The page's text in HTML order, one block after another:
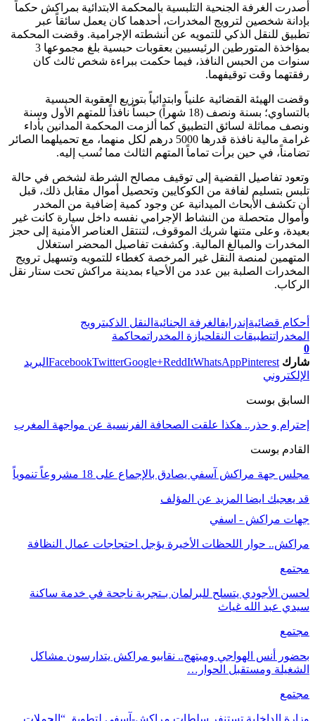
أصدرت الغرفة الجنحية التلبسية بالمحكمة الابتدائية بمراكش حكماً
بإدانة شخصين لترويج المخدرات، أحدهما كان يعمل سائقاً عبر
تطبيق للنقل الذكي للتمويه عن أنشطته الإجرامية. وقضت المحكمة
بمؤاخذة المتورطين الرئيسيين بعقوبات حبسية بلغ مجموعها 3
سنوات من الحبس النافذ، فيما حكمت ببراءة شخص ثالث كان
رفقتهما وقت توقيفهما.
وقضت الهيئة القضائية علنياً وابتدائياً بتوزيع العقوبة الحبسية
بالتساوي؛ بسنة ونصف (18 شهراً) حبساً نافذاً للمتهم الأول وسنة
ونصف مماثلة لسائق التطبيق كما ألزمت المحكمة المدانين بأداء
غرامة مالية نافذة قدرها 5000 درهم لكل منهما، مع تحميلهما الصائر
تضامناً، في حين برأت تماماً المتهم الثالث مما نُسب إليه.
وتعود تفاصيل القضية إلى توقيف مصالح الشرطة لشخص في حالة
تلبس بتسليم لفافة من الكوكايين وتحصيل أموال مقابل ذلك، قبل
أن تكشف الأبحاث الميدانية عن وجود كمية إضافية من المخدر
وأموال متحصلة من النشاط الإجرامي نفسه داخل سيارة كانت غير
بعيدة، وعلى متنها شريك الموقوف، لتنتقل العناصر الأمنية إلى حجز
المخدرات والمبالغ المالية. وكشفت تفاصيل المحضر استغلال
المتهمين لمنصة النقل غير المرخصة كغطاء للتمويه وتسهيل ترويج
المخدرات الصلبة بين عدد من الأحياء بمدينة مراكش تحت ستار نقل
الركاب.
أحكام قضائية إندرايفالغرفة الجنائية النقل الذكيترويج
المخدراتتطبيقات النقلحيازة المخدراتمحاكمة
0
شارك
FacebookTwitterGoogle+ReddItWhatsAppPinterest
البريد
الإلكتروني
السابق بوست
إحترام و حذر.. هكذا علقت الصحافة الفرنسية عن مواجهة المغرب
القادم بوست
مجلس جهة مراكش آسفي يصادق بالإجماع على 18 مشروعاً تنموياً
قد يعجبك ايضا المزيد عن المؤلف
جهات مراكش - اسفي
مراكش.. حوار اللحظات الأخيرة يؤجل احتجاجات عمال النظافة
مجتمع
لحسن الأجودي يتسلح للبرلمان بـتجربة ناجحة في خدمة ساكنة
سيدي عبد الله غياث
مجتمع
بحضور أنس الهواجي ومبتهج.. نقابيو مراكش يتدارسون مشاكل
الشغيلة ومستقبل الحوار…
مجتمع
وزارة الداخلية تستنفر سلطات مراكش-آسفي لتطويق “الحملات